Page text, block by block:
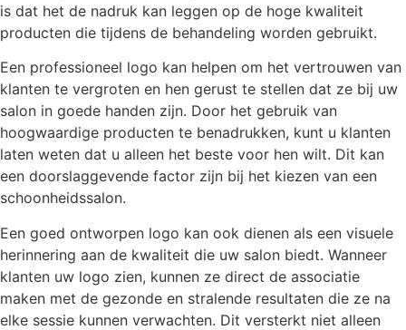
is dat het de nadruk kan leggen op de hoge kwaliteit
producten die tijdens de behandeling worden gebruikt.
Een professioneel logo kan helpen om het vertrouwen van
klanten te vergroten en hen gerust te stellen dat ze bij uw
salon in goede handen zijn. Door het gebruik van
hoogwaardige producten te benadrukken, kunt u klanten
laten weten dat u alleen het beste voor hen wilt. Dit kan
een doorslaggevende factor zijn bij het kiezen van een
schoonheidssalon.
Een goed ontworpen logo kan ook dienen als een visuele
herinnering aan de kwaliteit die uw salon biedt. Wanneer
klanten uw logo zien, kunnen ze direct de associatie
maken met de gezonde en stralende resultaten die ze na
elke sessie kunnen verwachten. Dit versterkt niet alleen